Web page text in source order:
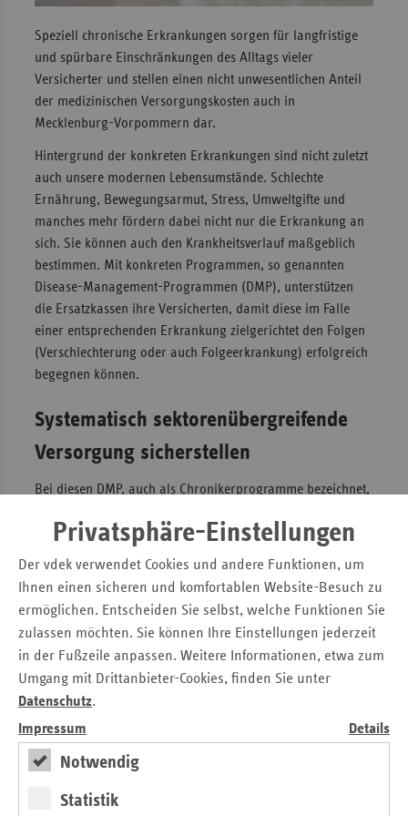
Privatsphäre-Einstellungen
Der vdek verwendet Cookies und andere Funktionen, um
Ihnen einen sicheren und komfortablen Website-Besuch zu
ermöglichen. Entscheiden Sie selbst, welche Funktionen Sie
zulassen möchten. Sie können Ihre Einstellungen jederzeit
in der Fußzeile anpassen. Weitere Informationen, etwa zum
Umgang mit Drittanbieter-Cookies, finden Sie unter
Datenschutz.
Impressum
Details
Notwendig
Statistik
Speziell chronische Erkrankungen sorgen für langfristige
und spürbare Einschränkungen des Alltags vieler
Versicherter und stellen einen nicht unwesentlichen Anteil
der medizinischen Versorgungskosten auch in
Mecklenburg-Vorpommern dar.
Hintergrund der konkreten Erkrankungen sind nicht zuletzt
auch unsere modernen Lebensumstände. Schlechte
Ernährung, Bewegungsarmut, Stress, Umweltgifte und
manches mehr fördern dabei nicht nur die Erkrankung an
sich. Sie können auch den Krankheitsverlauf maßgeblich
bestimmen. Mit konkreten Programmen, so genannten
Disease-Management-Programmen (DMP), unterstützen
die Ersatzkassen ihre Versicherten, damit diese im Falle
einer entsprechenden Erkrankung zielgerichtet den Folgen
(Verschlechterung oder auch Folgeerkrankung) erfolgreich
begegnen können.
Systematisch sektorenübergreifende
Versorgung sicherstellen
Bei diesen DMP, auch als Chronikerprogramme bezeichnet,
die eine systematisch sektorenübergreifende Versorgung
nachfolgend aufgeführten Kriterien sind dabei im Rahmen
Die medizinische Behandlung erfolgt auf Grundlage
evidenzbasierter Leitlinien und über alls Stadien der
Krankheit hinweg.
Es erfolgt eine stetige Evaluation medizinischer,
ökonomischer und auch psychologischer Parameter.
Auf Grundlage der Evaluations-Erkenntnisse wird
eine kontinuierliche Verbesserung des
Versorgungsprozesses auf allen Ebenen realisiert.